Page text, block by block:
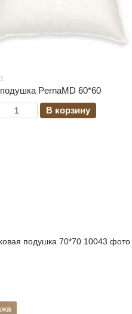
PernaMD 60*60
В корзину